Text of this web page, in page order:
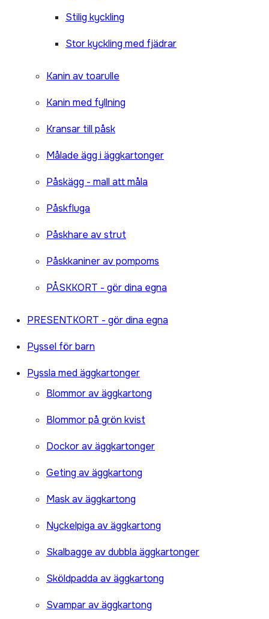
Stilig kyckling
Stor kyckling med fjädrar
Kanin av toarulle
Kanin med fyllning
Kransar till påsk
Målade ägg i äggkartonger
Påskägg - mall att måla
Påskfluga
Påskhare av strut
Påskkaniner av pompoms
PÅSKKORT - gör dina egna
PRESENTKORT - gör dina egna
Pyssel för barn
Pyssla med äggkartonger
Blommor av äggkartong
Blommor på grön kvist
Dockor av äggkartonger
Geting av äggkartong
Mask av äggkartong
Nyckelpiga av äggkartong
Skalbagge av dubbla äggkartonger
Sköldpadda av äggkartong
Svampar av äggkartong